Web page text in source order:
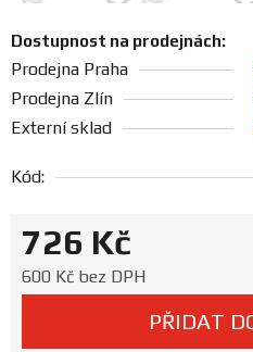
Blog
Ceníky
a
Dostupnost na prodejnách:
Prodejna Zlín
Prodejna Praha
Externí sklad
Kód:
726 Kč
600 Kč bez DPH
PŘIDAT